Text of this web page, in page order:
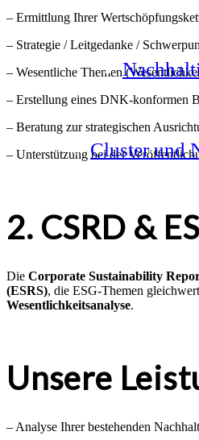
Cluster und
– Ermittlung Ihrer
– Strategie / Leitgedanke /
– Wesentliche Themen
– Erstellung eines DNK-konformen
– Beratung zur strategischen
– Unterstützung bei der
2. CSRD &
Die Corporate Sustainability
(ESRS), die ESG-Themen
Wesentlichkeitsanalyse.
Unsere
– Analyse Ihrer bestehenden